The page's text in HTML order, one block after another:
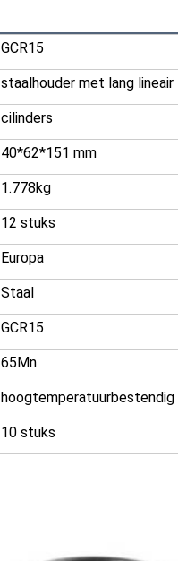
GCR15
staalhouder met lang lineair
cilinders
40*62*151 mm
1.778kg
12 stuks
Europa
Staal
GCR15
65Mn
hoogtemperatuurbestendig
10 stuks